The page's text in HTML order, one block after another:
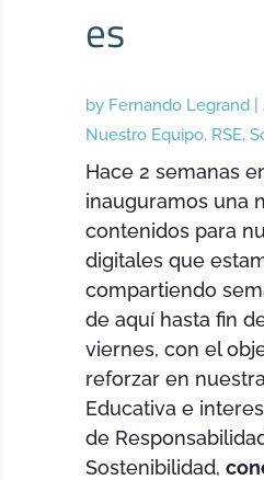
es
by Fernando Legrand |
Nuestro Equipo, RSE,
Hace 2 semanas
inauguramos una
contenidos para
digitales que
compartiendo
de aquí hasta fin
viernes, con el
reforzar en
Educativa e
de
Sostenibilidad,